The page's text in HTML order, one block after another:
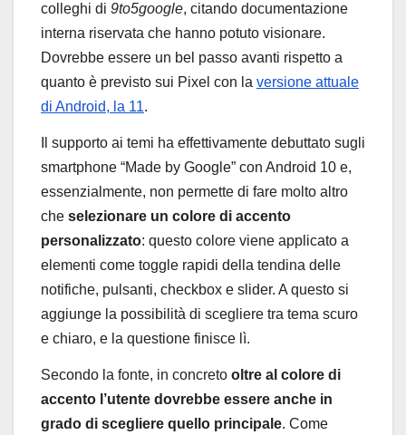
colleghi di 9to5google, citando documentazione
interna riservata che hanno potuto visionare.
Dovrebbe essere un bel passo avanti rispetto a
quanto è previsto sui Pixel con la versione attuale
di Android, la 11.
Il supporto ai temi ha effettivamente debuttato sugli
smartphone “Made by Google” con Android 10 e,
essenzialmente, non permette di fare molto altro
che selezionare un colore di accento
personalizzato: questo colore viene applicato a
elementi come toggle rapidi della tendina delle
notifiche, pulsanti, checkbox e slider. A questo si
aggiunge la possibilità di scegliere tra tema scuro
e chiaro, e la questione finisce lì.
Secondo la fonte, in concreto oltre al colore di
accento l’utente dovrebbe essere anche in
grado di scegliere quello principale. Come